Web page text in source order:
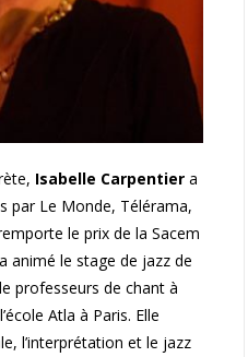
Isabelle Carpentier a
par Le Monde, Télérama,
le prix de la Sacem
animé le stage de jazz de
professeurs de chant à
Atla à Paris. Elle
l’interprétation et le jazz